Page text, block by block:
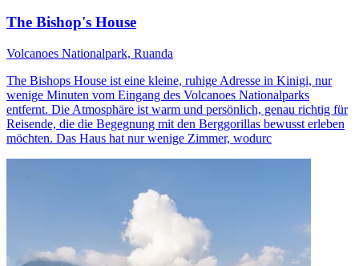
The Bishop's House
Volcanoes Nationalpark, Ruanda
The Bishops House ist eine kleine, ruhige Adresse in Kinigi, nur
wenige Minuten vom Eingang des Volcanoes Nationalparks
entfernt. Die Atmosphäre ist warm und persönlich, genau richtig für
Reisende, die die Begegnung mit den Berggorillas bewusst erleben
möchten. Das Haus hat nur wenige Zimmer, wodurc